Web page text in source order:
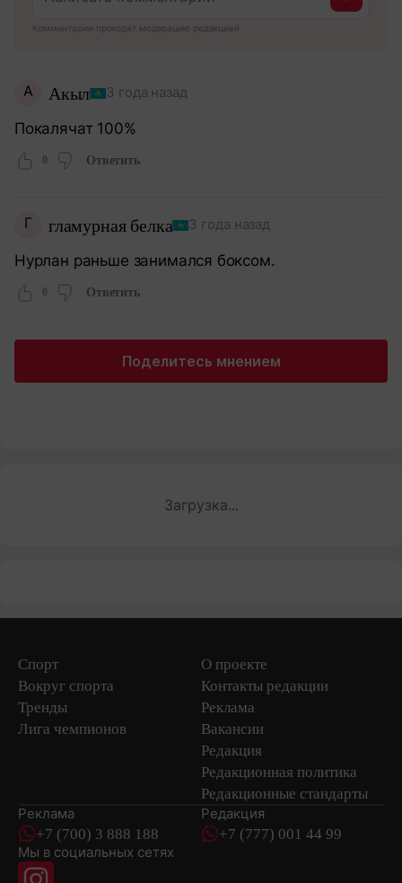
Комментарии проходят модерацию редакцией
А Акыл 3 года назад
Покалячат 100%
Ответить
Г гламурная белка 3 года назад
Нурлан раньше занимался боксом.
Ответить
Поделитесь мнением
Загрузка...
Спорт
Вокруг спорта
Тренды
Лига чемпионов
О проекте
Контакты редакции
Реклама
Вакансии
Редакция
Редакционная политика
Редакционные стандарты
Реклама
+7 (700) 3 888 188
Редакция
+7 (777) 001 44 99
Мы в социальных сетях